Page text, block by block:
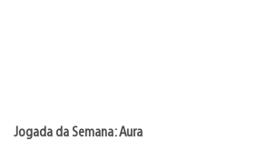
Jogada da Semana: Aura